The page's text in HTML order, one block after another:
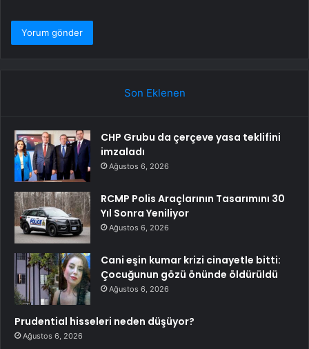
Son Eklenen
CHP Grubu da çerçeve yasa teklifini
imzaladı
Ağustos 6, 2026
RCMP Polis Araçlarının Tasarımını 30
Yıl Sonra Yeniliyor
Ağustos 6, 2026
Cani eşin kumar krizi cinayetle bitti:
Çocuğunun gözü önünde öldürüldü
Ağustos 6, 2026
Prudential hisseleri neden düşüyor?
Ağustos 6, 2026